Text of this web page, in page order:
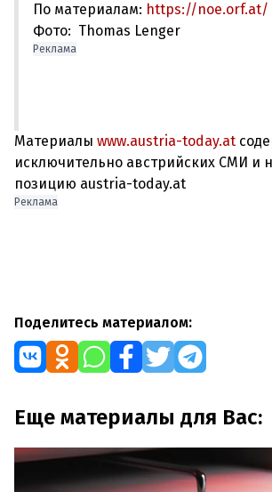
По материалам: https://noe.orf.at/
Фото: Thomas Lenger
Реклама
Материалы www.austria-today.at
исключительно австрийских СМИ и
позицию austria-today.at
Реклама
Поделитесь материалом:
Еще материалы для Вас: